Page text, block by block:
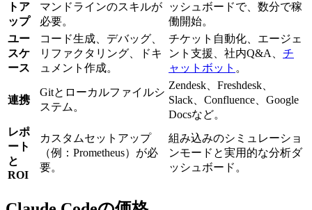
トア
ップ
マンドラインのスキルが
必要。
ッシュボードで、数分で稼
働開始。
ユー
スケ
ース
コード生成、デバッグ、
リファクタリング、ドキ
ュメント作成。
チケット自動化、エージェ
ント支援、社内Q&A、 チ
ャットボット 。
連携
Gitとローカルファイルシ
ステム。
Zendesk、Freshdesk、
Slack、Confluence、Google
Docsなど。
レポ
ート
と
ROI
カスタムセットアップ
（例：Prometheus）が必
要。
組み込みのシミュレーショ
ンモードと実用的な分析ダ
ッシュボード。